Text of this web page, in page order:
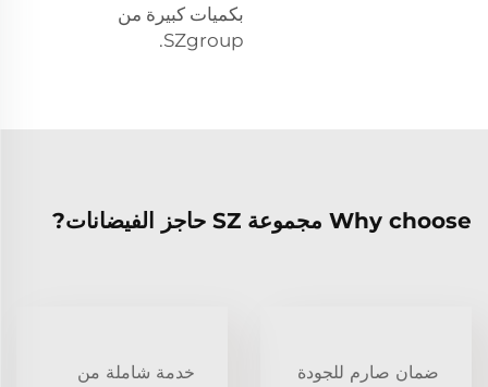
بكميات كبيرة من
SZgroup.
Why choose مجموعة SZ حاجز الفيضانات?
ضمان صارم للجودة
خدمة شاملة من